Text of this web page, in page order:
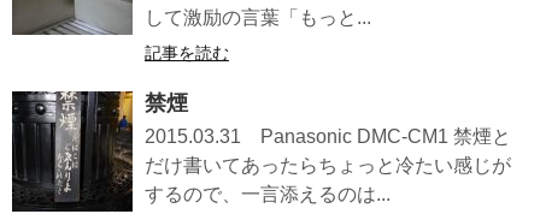
して激励の言葉「もっと...
記事を読む
禁煙
2015.03.31 Panasonic DMC-CM1 禁煙と
だけ書いてあったらちょっと冷たい感じが
するので、一言添えるのは...